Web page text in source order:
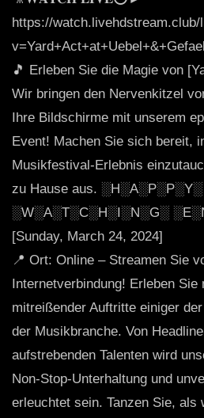
https://watch.livehdstream.club/
🎵 Erleben Sie die Magie von
Wir bringen den Nervenkitzel
Ihre Bildschirme mit unserem
Event! Machen Sie sich bereit,
Musikfestival-Erlebnis
zu Hause aus. ░H░A░P░P░Y░
░W░A░T░C░H░I░N░G░
[Sunday, March 24, 2024]
📍 Ort: Online – Streamen Sie
Internetverbindung! Erleben Sie
mitreißender Auftritte einiger
der Musikbranche. Von
aufstrebenden Talenten wird
Non-Stop-Unterhaltung und
erleuchtet sein. Tanzen Sie, als